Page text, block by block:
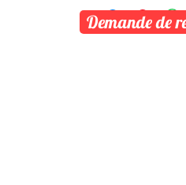
Demande de